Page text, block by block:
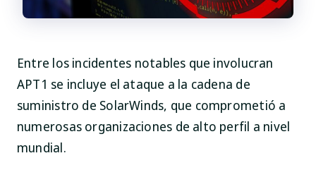
Entre los incidentes notables que involucran
APT1 se incluye el ataque a la cadena de
suministro de SolarWinds, que comprometió a
numerosas organizaciones de alto perfil a nivel
mundial.